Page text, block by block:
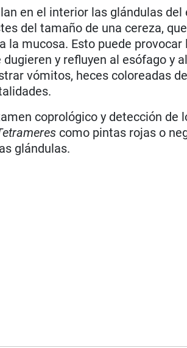
en el interior las glándulas
del tamaño de una cereza,
la mucosa. Esto puede
y refluyen al esófago y
vómitos, heces coloreadas
coprológico y detección de
como pintas rojas o
glándulas.